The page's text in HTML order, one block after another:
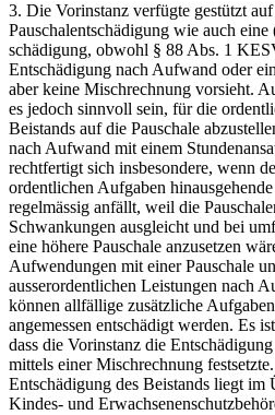
3. Die Vorinstanz verfügte gestützt
Pauschalentschädigung wie auch
schädigung, obwohl § 88 Abs. 1
Entschädigung nach Aufwand oder
aber keine Mischrechnung vorsieht.
es jedoch sinnvoll sein, für die
Beistands auf die Pauschale
nach Aufwand mit einem
rechtfertigt sich insbesondere, wenn
ordentlichen Aufgaben
regelmässig anfällt, weil die
Schwankungen ausgleicht und bei
eine höhere Pauschale anzusetzen
Aufwendungen mit einer Pauschale
ausserordentlichen Leistungen nach
können allfällige zusätzliche
angemessen entschädigt werden. Es
dass die Vorinstanz die
mittels einer Mischrechnung
Entschädigung des Beistands liegt im
Kindes- und